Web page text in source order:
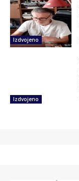
Izdvojeno
Izdvojeno